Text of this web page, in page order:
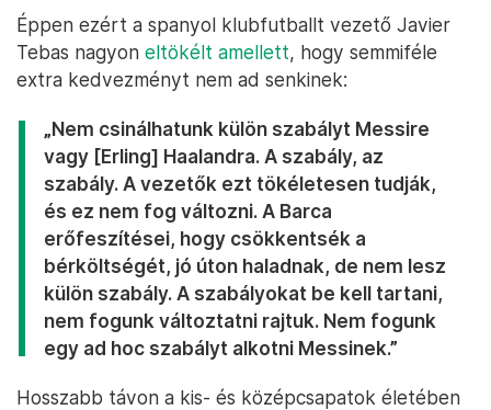
Éppen ezért a spanyol klubfutballt vezető Javier
Tebas nagyon eltökélt amellett, hogy semmiféle
extra kedvezményt nem ad senkinek:
„Nem csinálhatunk külön szabályt Messire
vagy [Erling] Haalandra. A szabály, az
szabály. A vezetők ezt tökéletesen tudják,
és ez nem fog változni. A Barca
erőfeszítései, hogy csökkentsék a
bérköltségét, jó úton haladnak, de nem lesz
külön szabály. A szabályokat be kell tartani,
nem fogunk változtatni rajtuk. Nem fogunk
egy ad hoc szabályt alkotni Messinek.”
Hosszabb távon a kis- és középcsapatok életében